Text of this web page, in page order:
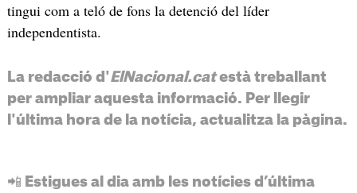
tingui com a teló de fons la detenció del líder
independentista.
La redacció d'ElNacional.catestà treballant
per ampliar aquesta informació. Per llegir
l'última hora de la notícia, actualitza la pàgina.
📲 Estigues al dia amb les notícies d’última